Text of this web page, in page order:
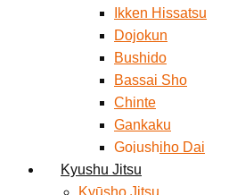
Ikken Hissatsu
Dojokun
Bushido
Bassai Sho
Chinte
Gankaku
Gojushiho Dai
Kyushu Jitsu
Kyūsho Jitsu